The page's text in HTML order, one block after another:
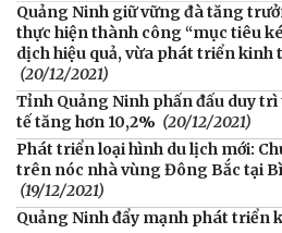
Quảng Ninh giữ vững đà tăng
thực hiện thành công “mục tiêu
dịch hiệu quả, vừa phát triển kinh
(20/12/2021)
Tỉnh Quảng Ninh phấn đấu duy
tế tăng hơn 10,2% (20/12/2021)
Phát triển loại hình du lịch mới:
trên nóc nhà vùng Đông Bắc tại
(19/12/2021)
Quảng Ninh đẩy mạnh phát triển